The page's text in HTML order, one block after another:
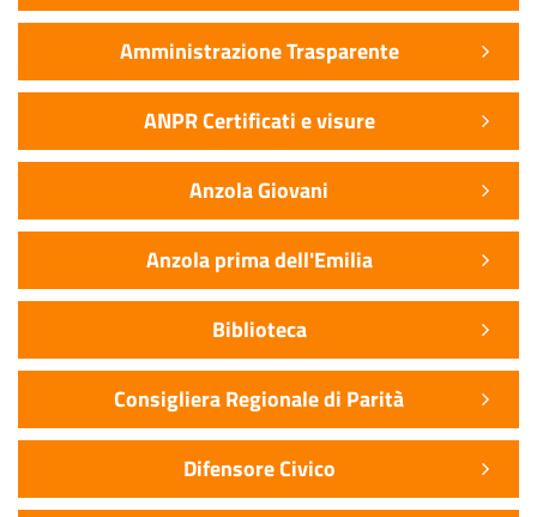
Amministrazione Trasparente
ANPR Certificati e visure
Anzola Giovani
Anzola prima dell'Emilia
Biblioteca
Consigliera Regionale di Parità
Difensore Civico